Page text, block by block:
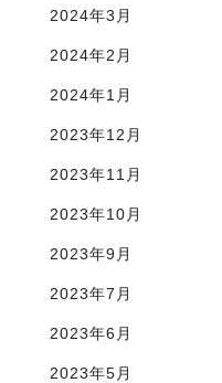
2024年3月
2024年2月
2024年1月
2023年12月
2023年11月
2023年10月
2023年9月
2023年7月
2023年6月
2023年5月